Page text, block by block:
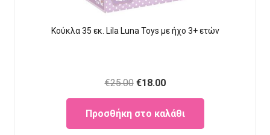
Κούκλα 35 εκ. Lila Luna Τοys με ήχο 3+ ετών
€25.00 Original
price
was:
€18.00Current
price
is:
Προσθήκη στο καλάθι